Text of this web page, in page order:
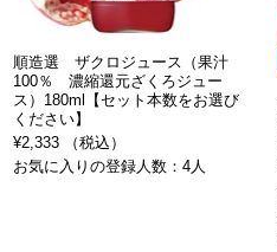
順造選 ザクロジュース（果汁
100％ 濃縮還元ざくろジュー
ス）180ml【セット本数をお選び
ください】
¥2,333 （税込）
お気に入りの登録人数：4人